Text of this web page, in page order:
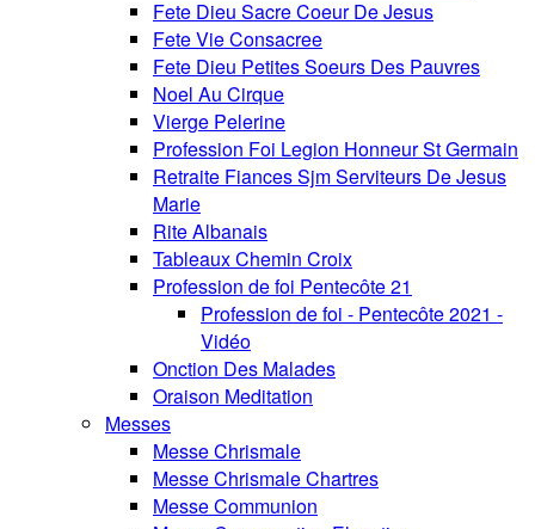
Fete Dieu Sacre Coeur De Jesus
Fete Vie Consacree
Fete Dieu Petites Soeurs Des Pauvres
Noel Au Cirque
Vierge Pelerine
Profession Foi Legion Honneur St Germain
Retraite Fiances Sjm Serviteurs De Jesus
Marie
Rite Albanais
Tableaux Chemin Croix
Profession de foi Pentecôte 21
Profession de foi - Pentecôte 2021 -
Vidéo
Onction Des Malades
Oraison Meditation
Messes
Messe Chrismale
Messe Chrismale Chartres
Messe Communion